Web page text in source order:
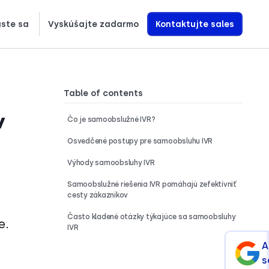
sa Vyskúšajte zadarmo Kontaktujte sales
Table of contents
Čo je samoobslužné IVR?
Osvedčené postupy pre samoobsluhu IVR
Výhody samoobsluhy IVR
Samoobslužné riešenia IVR pomáhajú zefektívniť
cesty zákazníkov
Často kladené otázky týkajúce sa samoobsluhy
IVR